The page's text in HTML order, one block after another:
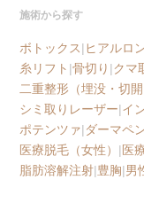
施術から探す
ボトックス|ヒアルロ
糸リフト |骨切り |クマ
二重整形（埋没・切開
シミ取りレーザー|イ
ポテンツァ|ダーマペ
医療脱毛（女性） |医
脂肪溶解注射|豊胸|男